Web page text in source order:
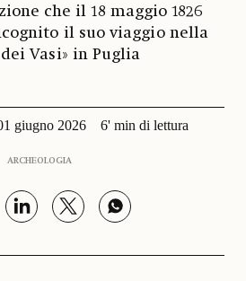
che il 18 maggio 1826
il suo viaggio nella
dei Vasi» in Puglia
giugno 2026 6' min di lettura
ARCHEOLOGIA